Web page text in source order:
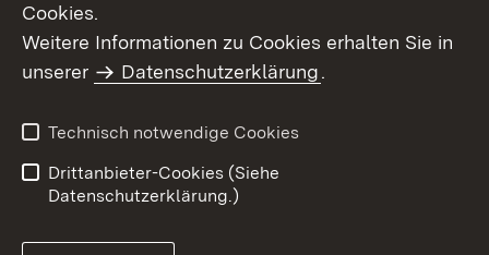
Cookies.
Weitere Informationen zu Cookies erhalten Sie in
unserer
Datenschutzerklärung.
Technisch notwendige Cookies
Drittanbieter-Cookies (Siehe
Datenschutzerklärung.)